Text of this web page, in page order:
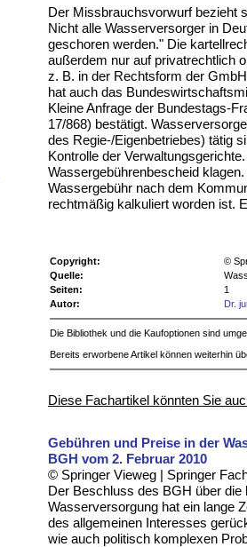
Der Missbrauchsvorwurf bezieht
Nicht alle Wasserversorger in
geschoren werden." Die
außerdem nur auf privatrechtlich
z. B. in der Rechtsform der
hat auch das
Kleine Anfrage der Bundestags-
17/868) bestätigt.
des Regie-/Eigenbetriebes) tätig
Kontrolle der
Wassergebührenbescheid
Wassergebühr nach dem
rechtmäßig kalkuliert worden ist.
Copyright:
©
Quelle:
Seiten:
1
Autor:
Dr.
Die Bibliothek und die Kaufoptionen sind
Bereits erworbene Artikel können weiterhin
Diese Fachartikel könnten Sie
Gebühren und Preise in der
BGH vom 2. Februar 2010
© Springer Vieweg | Springer
Der Beschluss des BGH über
Wasserversorgung hat ein lange
des allgemeinen Interesses
wie auch politisch komplexen